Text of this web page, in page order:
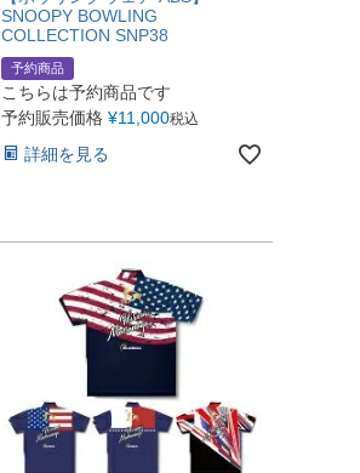
SNOOPY BOWLING
COLLECTION SNP38
予約商品
こちらは予約商品です
予約販売価格 ¥11,000税込
詳細を見る